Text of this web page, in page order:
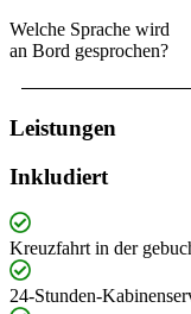
Welche Sprache wird
an Bord gesprochen?
Leistungen
Inkludiert
Kreuzfahrt in der
24-Stunden-